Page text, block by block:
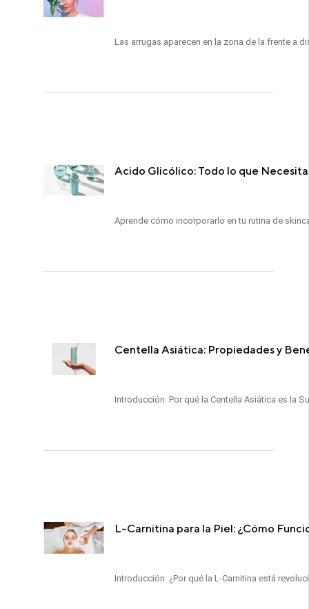
Las arrugas aparecen en la zona de la frente a
Acido Glicólico: Todo lo que
Aprende cómo incorporarlo en tu rutina de
Centella Asiática: Propiedades y
Introducción: Por qué la Centella Asiática es la
L-Carnitina para la Piel: ¿Cómo
Introducción: ¿Por qué la L-Carnitina está